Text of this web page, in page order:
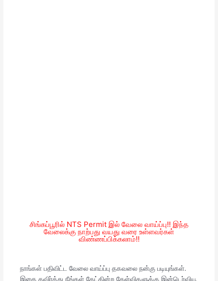
சிங்கப்பூரில் NTS Permit இல் வேலை வாய்ப்பு!! இந்த
வேலைக்கு நாற்பது வயது வரை உள்ளவர்கள்
விண்ணப்பிக்கலாம்!!
நாங்கள் பதிவிட்ட வேலை வாய்ப்பு தகவலை நன்கு படியுங்கள்.
இதை தவிர்த்து நீங்கள் கேட்கின்ற கேள்விகளுக்கு இன்டெர்வியூ